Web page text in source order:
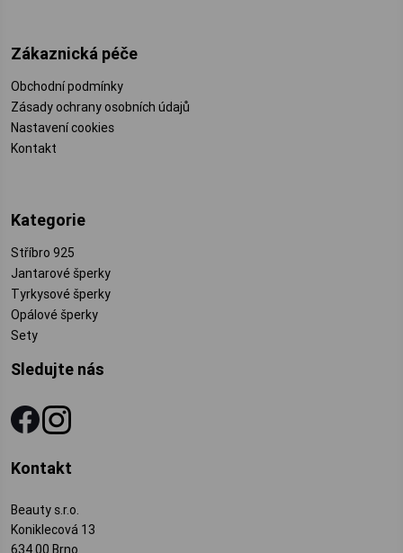
Zákaznická péče
Obchodní podmínky
Zásady ochrany osobních údajů
Nastavení cookies
Kontakt
Kategorie
Stříbro 925
Jantarové šperky
Tyrkysové šperky
Opálové šperky
Sety
Sledujte nás
Kontakt
Beauty s.r.o.
Koniklecová 13
634 00 Brno